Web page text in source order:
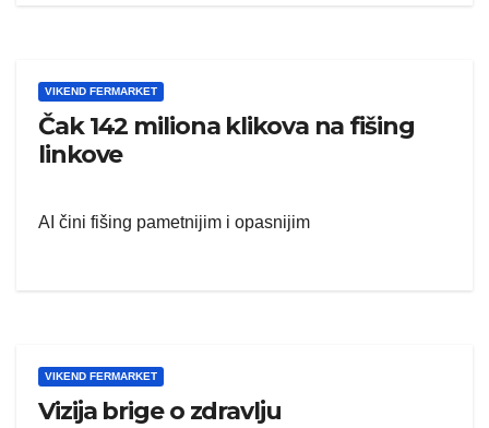
VIKEND FERMARKET
Čak 142 miliona klikova na fišing
linkove
AI čini fišing pametnijim i opasnijim
VIKEND FERMARKET
Vizija brige o zdravlju